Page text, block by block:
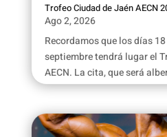
Trofeo Ciudad de Jaén AECN
Ago 2, 2026
Recordamos que los días
septiembre tendrá lugar el
AECN. La cita, que será